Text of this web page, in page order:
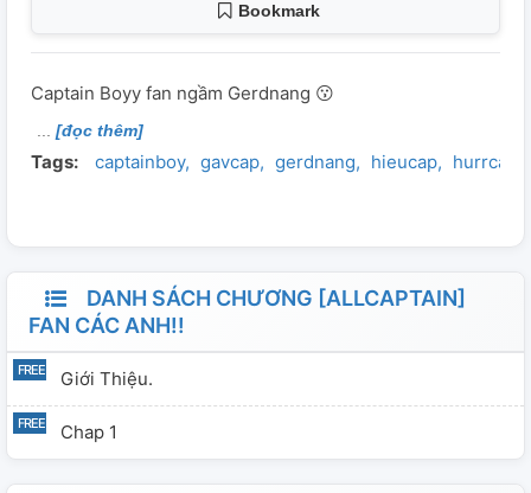
Bookmark
Captain Boyy fan ngầm Gerdnang 😗
[đọc thêm]
Tags: captainboy gavcap gerdnang hieucap hurrcap
DANH SÁCH CHƯƠNG [ALLCAPTAIN]
FAN CÁC ANH!!
Giới Thiệu.
Chap 1